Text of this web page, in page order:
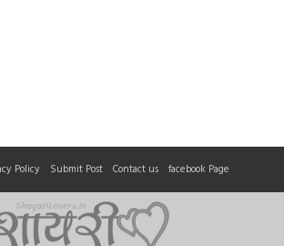
Policy Submit Post Contact us facebook Page